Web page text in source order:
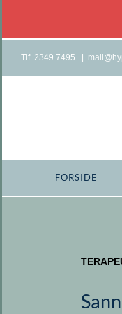
content
Tlf. 2349 7495 |
FORSIDE